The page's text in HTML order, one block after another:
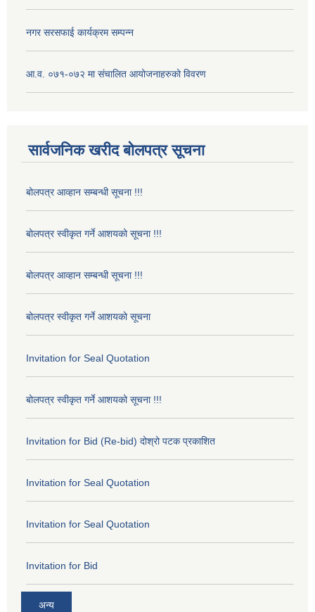
नगर सरसफाई कार्यक्रम सम्पन्न
आ.व. ०७१-०७२ मा संचालित आयोजनाहरुको विवरण
सार्वजनिक खरीद बोलपत्र सूचना
बोलपत्र आव्हान सम्बन्धी सूचना !!!
बोलपत्र स्वीकृत गर्ने आशयको सूचना !!!
बोलपत्र आव्हान सम्बन्धी सूचना !!!
बोलपत्र स्वीकृत गर्ने आशयको सूचना
Invitation for Seal Quotation
बोलपत्र स्वीकृत गर्ने आशयको सूचना !!!
Invitation for Bid (Re-bid) दोश्रो पटक प्रकाशित
Invitation for Seal Quotation
Invitation for Seal Quotation
Invitation for Bid
अन्य